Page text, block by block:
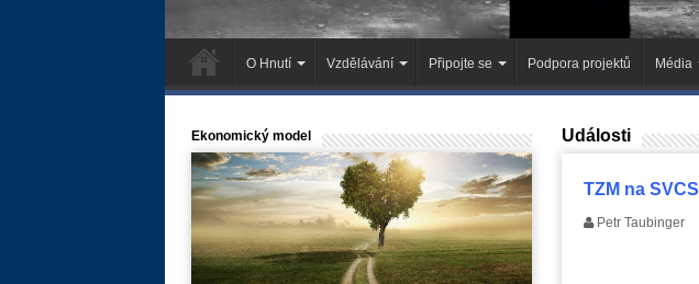
O Hnutí Vzdělávání Připojte se Podpora projektů Média
Události
TZM na SVCS
Petr Taubinger
Ekonomický model